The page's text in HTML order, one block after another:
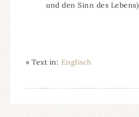
und den Sinn des Lebens)
» Text in: Englisch